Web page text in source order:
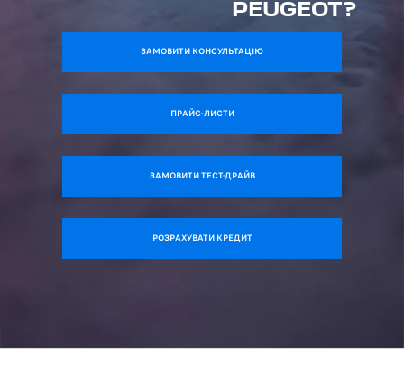
PEUGEOT?
ЗАМОВИТИ КОНСУЛЬТАЦІЮ
ПРАЙС-ЛИСТИ
ЗАМОВИТИ ТЕСТ-ДРАЙВ
РОЗРАХУВАТИ КРЕДИТ